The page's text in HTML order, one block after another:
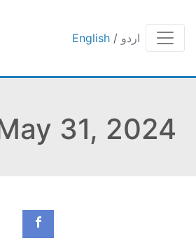
English / اردو
31, 2024